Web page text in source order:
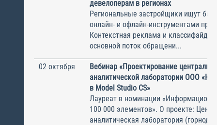
девелоперам в регионах
Региональные застройщики ищут
онлайн- и офлайн-инструментами
Контекстная реклама и классифайды
основной поток обращени...
02 октября
Вебинар «Проектирование
аналитической лаборатории ООО
в Model Studio CS»
Лауреат в номинации
100 000 элементов». О проекте:
аналитическая лаборатория